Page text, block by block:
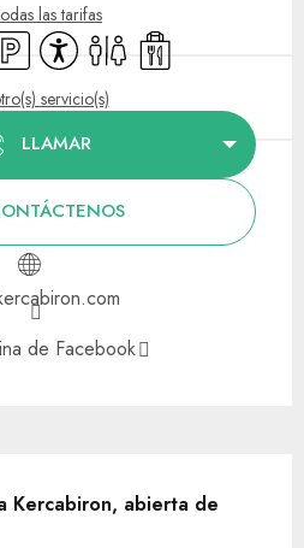
las tarifas
minusválidos
Accesibilidad
Aseos Venta de comida
servicio(s)
LLAMAR
de Facebook
Kercabiron, abierta de